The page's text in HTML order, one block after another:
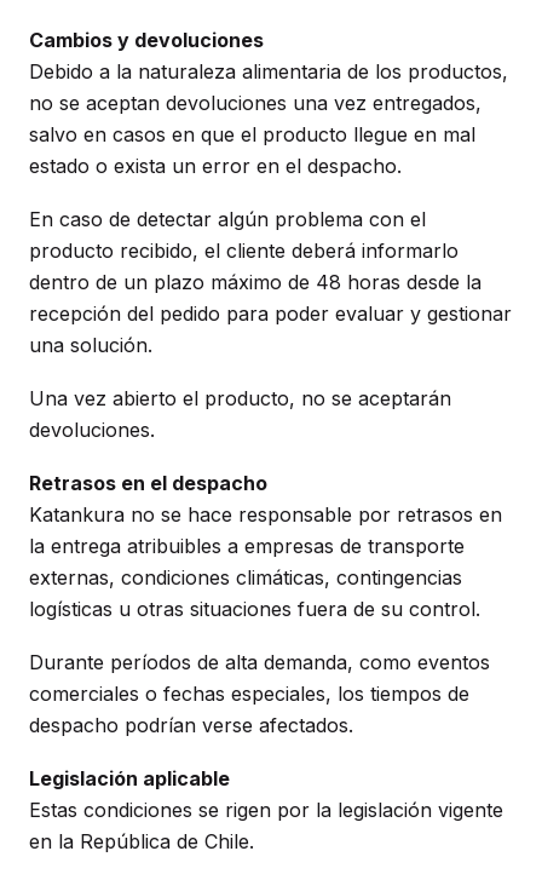
Cambios y devoluciones
Debido a la naturaleza alimentaria de los productos,
no se aceptan devoluciones una vez entregados,
salvo en casos en que el producto llegue en mal
estado o exista un error en el despacho.
En caso de detectar algún problema con el
producto recibido, el cliente deberá informarlo
dentro de un plazo máximo de 48 horas desde la
recepción del pedido para poder evaluar y gestionar
una solución.
Una vez abierto el producto, no se aceptarán
devoluciones.
Retrasos en el despacho
Katankura no se hace responsable por retrasos en
la entrega atribuibles a empresas de transporte
externas, condiciones climáticas, contingencias
logísticas u otras situaciones fuera de su control.
Durante períodos de alta demanda, como eventos
comerciales o fechas especiales, los tiempos de
despacho podrían verse afectados.
Legislación aplicable
Estas condiciones se rigen por la legislación vigente
en la República de Chile.